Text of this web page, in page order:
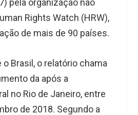
pela organização não
Rights Watch (HRW),
de mais de 90 países.
Brasil, o relatório chama
da após a
no Rio de Janeiro, entre
de 2018. Segundo a